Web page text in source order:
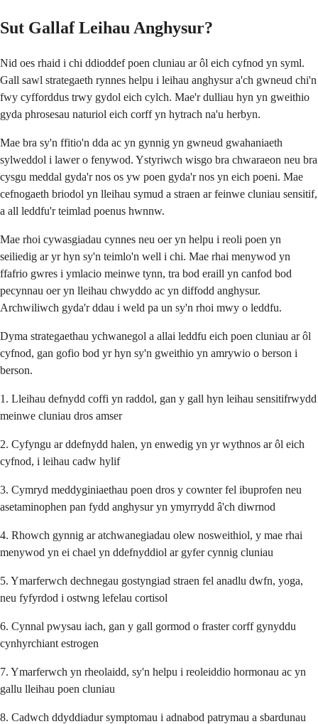
Sut Gallaf Leihau Anghysur?
Nid oes rhaid i chi ddioddef poen cluniau ar ôl eich cyfnod yn syml.
Gall sawl strategaeth rynnes helpu i leihau anghysur a'ch gwneud chi'n
fwy cyfforddus trwy gydol eich cylch. Mae'r dulliau hyn yn gweithio
gyda phrosesau naturiol eich corff yn hytrach na'u herbyn.
Mae bra sy'n ffitio'n dda ac yn gynnig yn gwneud gwahaniaeth
sylweddol i lawer o fenywod. Ystyriwch wisgo bra chwaraeon neu bra
cysgu meddal gyda'r nos os yw poen gyda'r nos yn eich poeni. Mae
cefnogaeth briodol yn lleihau symud a straen ar feinwe cluniau sensitif,
a all leddfu'r teimlad poenus hwnnw.
Mae rhoi cywasgiadau cynnes neu oer yn helpu i reoli poen yn
seiliedig ar yr hyn sy'n teimlo'n well i chi. Mae rhai menywod yn
ffafrio gwres i ymlacio meinwe tynn, tra bod eraill yn canfod bod
pecynnau oer yn lleihau chwyddo ac yn diffodd anghysur.
Archwiliwch gyda'r ddau i weld pa un sy'n rhoi mwy o leddfu.
Dyma strategaethau ychwanegol a allai leddfu eich poen cluniau ar ôl
cyfnod, gan gofio bod yr hyn sy'n gweithio yn amrywio o berson i
berson.
1. Lleihau defnydd coffi yn raddol, gan y gall hyn leihau sensitifrwydd
meinwe cluniau dros amser
2. Cyfyngu ar ddefnydd halen, yn enwedig yn yr wythnos ar ôl eich
cyfnod, i leihau cadw hylif
3. Cymryd meddyginiaethau poen dros y cownter fel ibuprofen neu
asetaminophen pan fydd anghysur yn ymyrrydd â'ch diwrnod
4. Rhowch gynnig ar atchwanegiadau olew nosweithiol, y mae rhai
menywod yn ei chael yn ddefnyddiol ar gyfer cynnig cluniau
5. Ymarferwch dechnegau gostyngiad straen fel anadlu dwfn, yoga,
neu fyfyrdod i ostwng lefelau cortisol
6. Cynnal pwysau iach, gan y gall gormod o fraster corff gynyddu
cynhyrchiant estrogen
7. Ymarferwch yn rheolaidd, sy'n helpu i reoleiddio hormonau ac yn
gallu lleihau poen cluniau
8. Cadwch ddyddiadur symptomau i adnabod patrymau a sbardunau